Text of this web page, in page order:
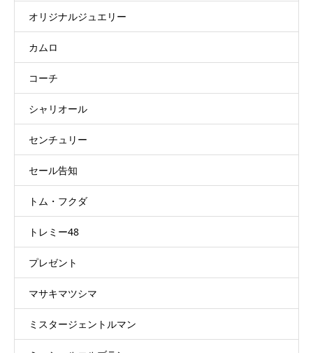
オリジナルジュエリー
カムロ
コーチ
シャリオール
センチュリー
セール告知
トム・フクダ
トレミー48
プレゼント
マサキマツシマ
ミスタージェントルマン